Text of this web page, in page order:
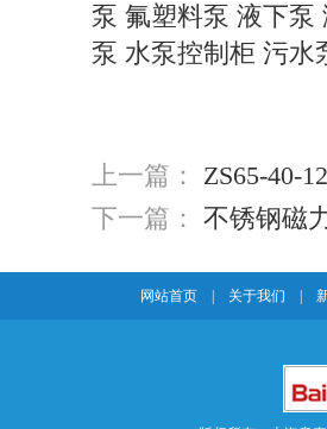
泵 氟塑料泵 液下泵
泵 水泵控制柜 污水
上一篇： ZS65-40-
下一篇： 不锈钢磁
网站首页 关于我们